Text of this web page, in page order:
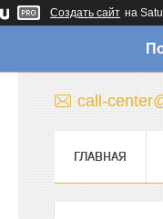
Создать сайт на
call-
ГЛАВНАЯ